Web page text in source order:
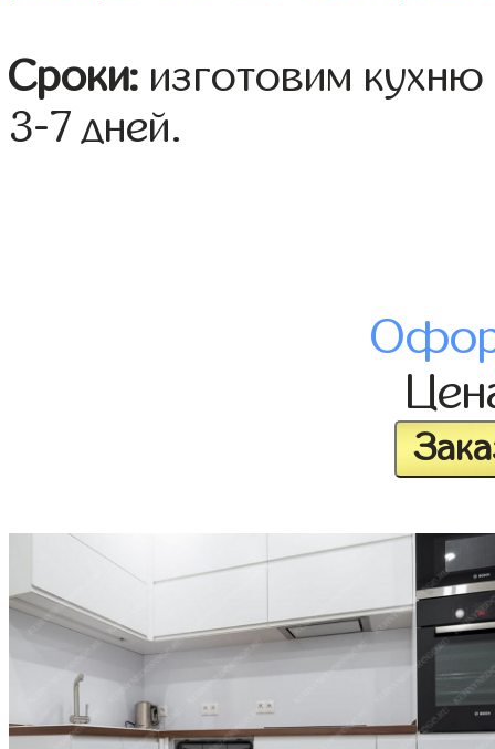
Сроки: изготовим
3-7 дней.